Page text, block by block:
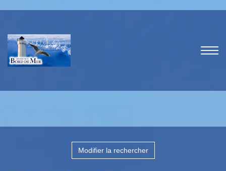
Modifier la rechercher